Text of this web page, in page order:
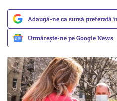
Adaugă-ne ca sursă preferată
Urmărește-ne pe Google News